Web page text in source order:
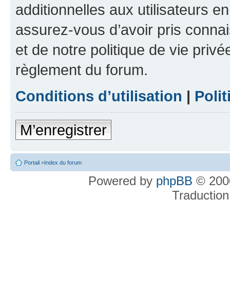
additionnelles aux utilisateurs
assurez-vous d’avoir pris
et de notre politique de vie
règlement du forum.
Conditions d’utilisation |
M’enregistrer
Portail »Index du forum
Powered by phpBB ©